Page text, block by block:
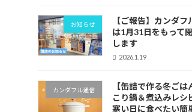
お知らせ
【ご報告】カンダフ
は1月31日をもって
します
2026.1.19
カンダフル通信
【缶詰で作る冬ごは
こり鍋＆煮込みレシ
寒い日に食べたい簡